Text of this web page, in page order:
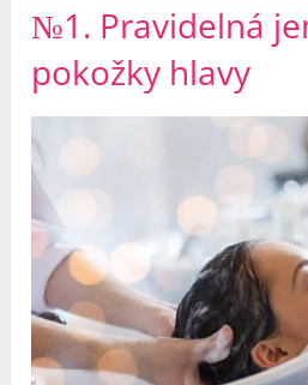
№1. Pravidelná
pokožky hlavy